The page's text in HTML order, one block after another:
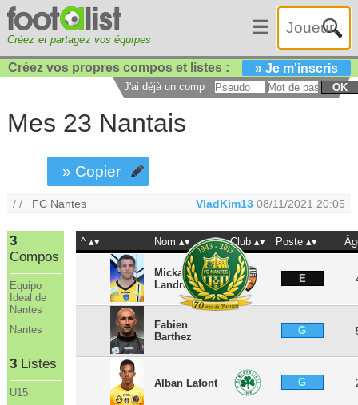
Créez et partagez vos équipes
☰
Créez vos propres compos et listes : » Je m'inscris
J'ai déjà un compte : OK
Mes 23 Nantais
» Copier
/ / FC Nantes VladKim13 08/11/2021 20:05
3
Compos
Equipo
Ideal de
Nantes
Nantes
3Listes
U15
^ Nom Club Poste
Mickaël
Landreau
E
Fabien
Barthez
G
Alban Lafont G